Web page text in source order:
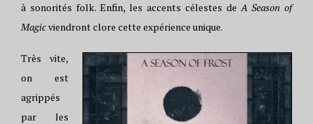
à sonorités folk. Enfin, les accents célestes deA Season of
Magicviendront clore cette expérience unique.
Très vite,
on est
agrippés
par les